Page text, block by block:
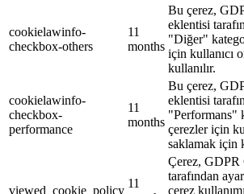
cookielawinfo-
checkbox-others
11
months
Bu çerez,
eklentisi
"Diğer"
için kullanıcı
kullanılır.
cookielawinfo-
checkbox-
performance
11
months
Bu çerez,
eklentisi
"Performans"
çerezler için
saklamak için
viewed_cookie_policy
11
Çerez, GDPR
tarafından
çerez